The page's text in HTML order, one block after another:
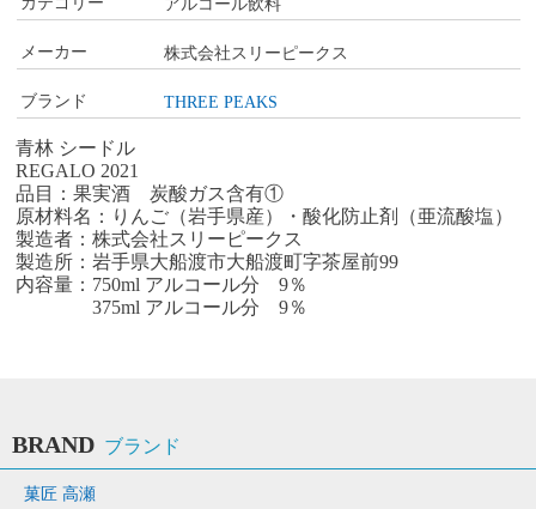
アルコール飲料
メーカー 株式会社スリーピークス
ブランド THREE PEAKS
青林 シードル
REGALO 2021
品目：果実酒 炭酸ガス含有①
原材料名：りんご（岩手県産）・酸化防止剤（亜流酸塩）
製造者：株式会社スリーピークス
製造所：岩手県大船渡市大船渡町字茶屋前99
内容量：750ml アルコール分 9％
375ml アルコール分 9％
BRAND ブランド
菓匠 高瀬